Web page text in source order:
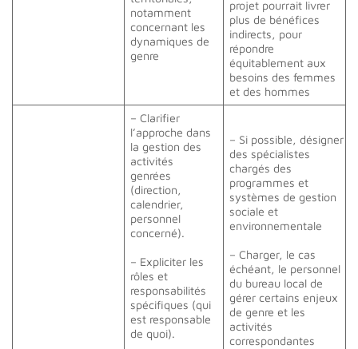
notamment
concernant les
dynamiques de
genre
projet pourrait livrer
plus de bénéfices
indirects, pour
répondre
équitablement aux
besoins des femmes
et des hommes
– Clarifier
l’approche dans
la gestion des
activités
genrées
(direction,
calendrier,
personnel
concerné).
– Expliciter les
rôles et
responsabilités
spécifiques (qui
est responsable
de quoi).
– Si possible, désigner
des spécialistes
chargés des
programmes et
systèmes de gestion
sociale et
environnementale
– Charger, le cas
échéant, le personnel
du bureau local de
gérer certains enjeux
de genre et les
activités
correspondantes